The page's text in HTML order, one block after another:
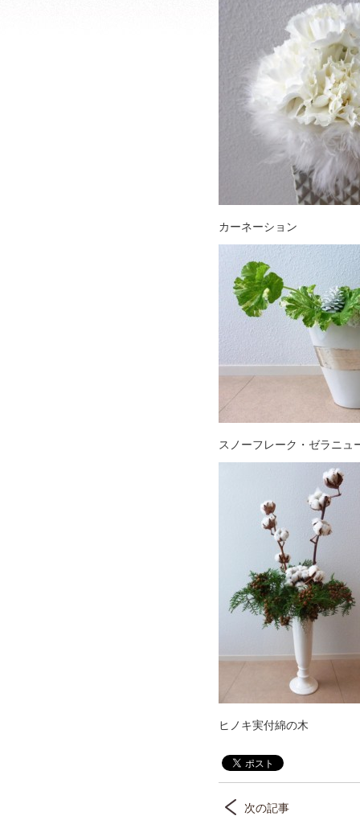
カーネーション
スノーフレーク・ゼラニュ
ヒノキ実付綿の木
次の記事